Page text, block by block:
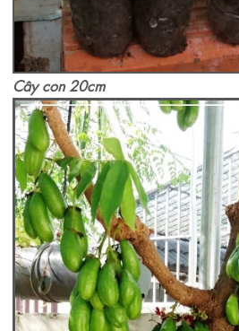
Cây con 20cm